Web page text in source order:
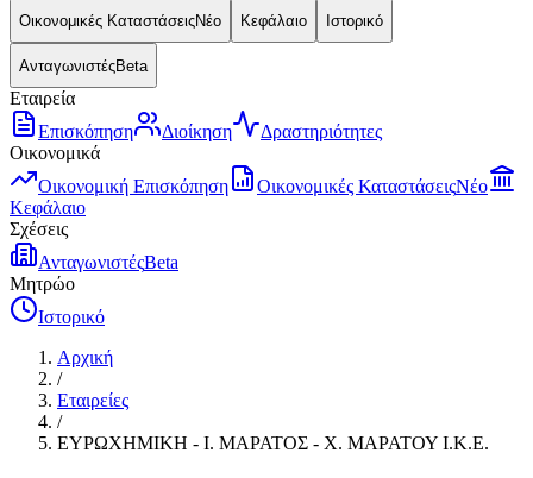
Οικονομικές ΚαταστάσειςΝέο Κεφάλαιο Ιστορικό
ΑνταγωνιστέςBeta
Εταιρεία
Επισκόπηση
Διοίκηση
Δραστηριότητες
Οικονομικά
Οικονομική Επισκόπηση
Οικονομικές ΚαταστάσειςΝέο
Κεφάλαιο
Σχέσεις
ΑνταγωνιστέςBeta
Μητρώο
Ιστορικό
Αρχική
/
Εταιρείες
/
ΕΥΡΩΧΗΜΙΚΗ - Ι. ΜΑΡΑΤΟΣ - X. MAΡΑΤΟΥ Ι.Κ.Ε.